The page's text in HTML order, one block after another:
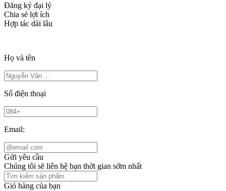
Đăng ký đại lý
Chia sẻ lợi ích
Hợp tác dài lâu
Họ và tên
Số điện thoại
Email:
Gửi yêu cầu
Chúng tôi sẽ liên hệ bạn thời gian sớm nhất
Giỏ hàng của bạn